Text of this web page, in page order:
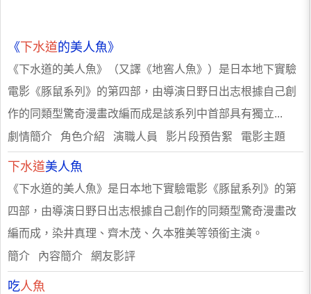
《 下水道的美人魚》
《下水道的美人魚》（又譯《地窖人魚》）是日本地下實驗
電影《豚鼠系列》的第四部，由導演日野日出志根據自己創
作的同類型驚奇漫畫改編而成是該系列中首部具有獨立...
劇情簡介 角色介紹 演職人員 影片段預告絮 電影主題
下水道美人魚
《下水道的美人魚》是日本地下實驗電影《豚鼠系列》的第
四部，由導演日野日出志根據自己創作的同類型驚奇漫畫改
編而成，染井真理、齊木茂、久本雅美等領銜主演。
簡介 內容簡介 網友影評
吃人魚